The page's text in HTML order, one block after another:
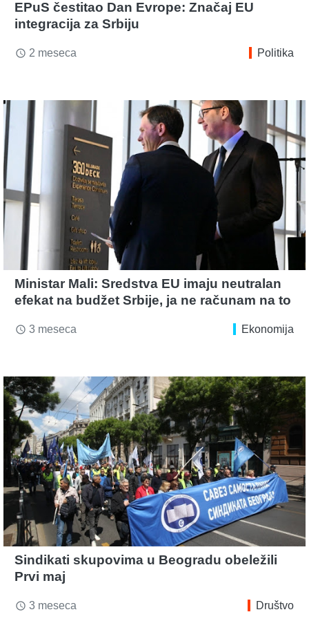
EPuS čestitao Dan Evrope: Značaj EU
integracija za Srbiju
access_time 2 meseca Politika
Ministar Mali: Sredstva EU imaju neutralan
efekat na budžet Srbije, ja ne računam na to
access_time 3 meseca Ekonomija
Sindikati skupovima u Beogradu obeležili
Prvi maj
access_time 3 meseca Društvo